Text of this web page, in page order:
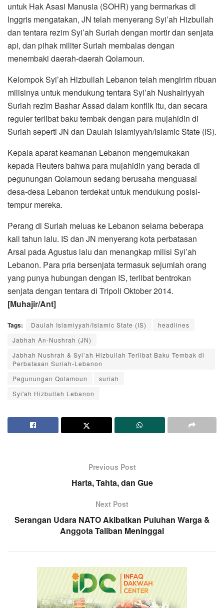
untuk Hak Asasi Manusia (SOHR) yang bermarkas di
Inggris mengatakan, JN telah menyerang Syi’ah Hizbullah
dan tentara rezim Syi’ah Suriah dengan mortir dan senjata
api, dan pihak militer Suriah membalas dengan
menembaki daerah-daerah Qolamoun.
Kelompok Syi’ah Hizbullah Lebanon telah mengirim ribuan
milisinya untuk mendukung tentara Syi’ah Nushairiyyah
Suriah rezim Bashar Assad dalam konflik itu, dan secara
reguler terlibat baku tembak dengan para mujahidin di
Suriah seperti JN dan Daulah Islamiyyah/Islamic State (IS).
Kepala aparat keamanan Lebanon mengemukakan
kepada Reuters bahwa para mujahidin yang berada di
pegunungan Qolamoun sedang berusaha menguasai
desa-desa Lebanon terdekat untuk mendukung posisi-
tempur mereka.
Perang di Suriah meluas ke Lebanon selama beberapa
kali tahun lalu. IS dan JN menyerang kota perbatasan
Arsal pada Agustus lalu dan menangkap milisi Syi’ah
Lebanon. Para pria bersenjata termasuk sejumlah orang
yang punya hubungan dengan IS, terlibat bentrokan
senjata dengan tentara di Tripoli Oktober 2014.
[Muhajir/Ant]
Tags: Daulah Islamiyyah/Islamic State (IS)
headlines
Jabhah An-Nushrah (JN)
Jabhah Nushrah & Syi’ah Hizbullah Terlibat Baku Tembak di
Perbatasan Suriah-Lebanon
Pegunungan Qolamoun
suriah
Syi'ah Hizbullah Lebanon
Previous Post
Harta, Tahta, dan Gue
Next Post
Serangan Udara NATO Akibatkan Puluhan Warga &
Anggota Taliban Meninggal